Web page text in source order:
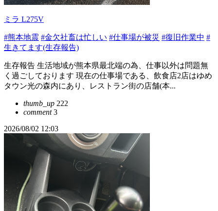
ミラ L275V
#熊本地震 #金欠社畜は忙しい #仕事場が被災 #復旧作業中 #
生きてます(生存報告)
生存報告 生活地域が熊本県最北端の為、仕事以外は問題無
く過ごしております 現在の仕事場である、飲食店2店はゆめ
タウン光の森内にあり、レストラン街の店舗(本...
thumb_up 222
comment3
2026/08/02 12:03